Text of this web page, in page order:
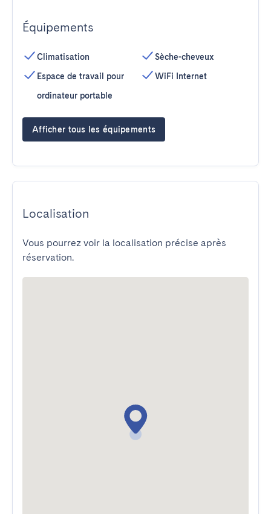
Équipements
Climatisation
Espace de travail pour
ordinateur portable
Sèche-cheveux
WiFi Internet
Afficher tous les équipements
Localisation
Vous pourrez voir la localisation précise après
réservation.